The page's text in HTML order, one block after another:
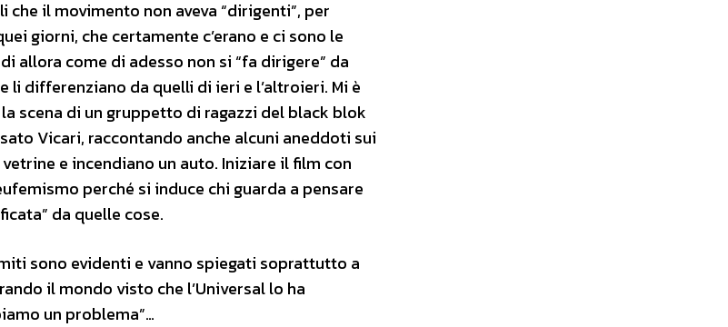
il movimento non aveva “dirigenti”, per
giorni, che certamente c’erano e ci sono le
allora come di adesso non si “fa dirigere” da
li differenziano da quelli di ieri e l’altroieri. Mi è
scena di un gruppetto di ragazzi del black blok
Vicari, raccontando anche alcuni aneddoti sui
e incendiano un auto. Iniziare il film con
perché si induce chi guarda a pensare
da quelle cose.
sono evidenti e vanno spiegati soprattutto a
il mondo visto che l’Universal lo ha
un problema”…